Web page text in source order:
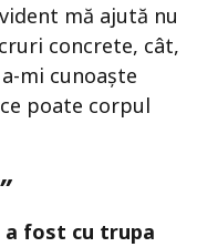
mă ajută nu
concrete, cât,
mi cunoaște
poate corpul
a fost cu trupa